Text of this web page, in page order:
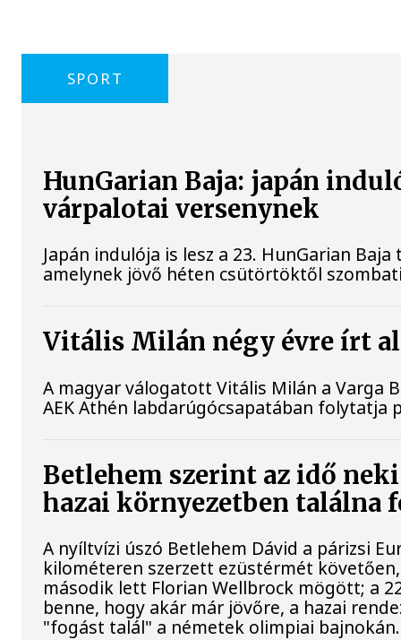
SPORT
HunGarian Baja: japán
várpalotai versenynek
Japán indulója is lesz a 23. HunGarian
amelynek jövő héten csütörtöktől
Vitális Milán négy évre írt
A magyar válogatott Vitális Milán a Varga
AEK Athén labdarúgócsapatában folytatja
Betlehem szerint az idő
hazai környezetben találna
A nyíltvízi úszó Betlehem Dávid a párizsi
kilométeren szerzett ezüstérmét
második lett Florian Wellbrock mögött; a
benne, hogy akár már jövőre, a hazai
"fogást talál" a németek olimpiai bajnokán.